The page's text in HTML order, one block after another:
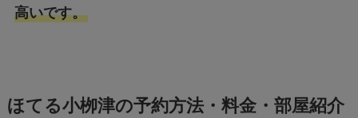
高いです。
ほてる小栁津の予約方法・料金・部屋紹介